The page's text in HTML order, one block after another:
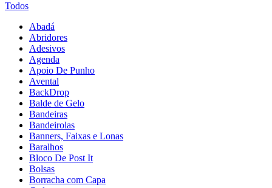
Todos
Abadá
Abridores
Adesivos
Agenda
Apoio De Punho
Avental
BackDrop
Balde de Gelo
Bandeiras
Bandeirolas
Banners, Faixas e Lonas
Baralhos
Bloco De Post It
Bolsas
Borracha com Capa